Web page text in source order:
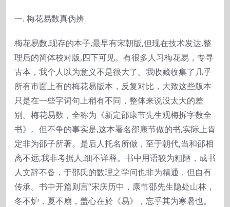
一. 梅花易数真伪辨
梅花易数,现存的本子,最早有宋朝版,但现在技术发达,整
理后的简体校对版,四下可见。有很多人习梅花易，专寻
古本，我个人以为意义不是很大了。我收藏收集了几乎
所有市面上有的梅花易版本，反复对比，大致这些版本
只是在一些字词句上稍有不同，整体来说没太大的差
别。梅花易数，全称为《新定邵康节先生观梅拆字数全
书》。但不争的事实是,这本署名邵康节做的书,实际上肯
定非为邵子所著。是后人托名所做，至于朝代,当和邵相
离不远,我非考据人,细不详释。书中用语较为粗陋，成书
人文辞不备，于邵氏的数理之学问也非为精通，但自有
传承。书中开篇则言“宋庆历中，康节邵先生隐处山林，
冬不炉，夏不扇，盖心在於《易》，忘乎其为寒暑也。